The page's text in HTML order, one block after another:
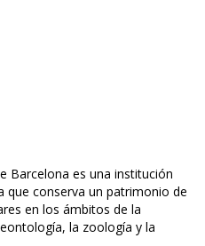
Barcelona es una institución
que conserva un patrimonio de
en los ámbitos de la
la zoología y la